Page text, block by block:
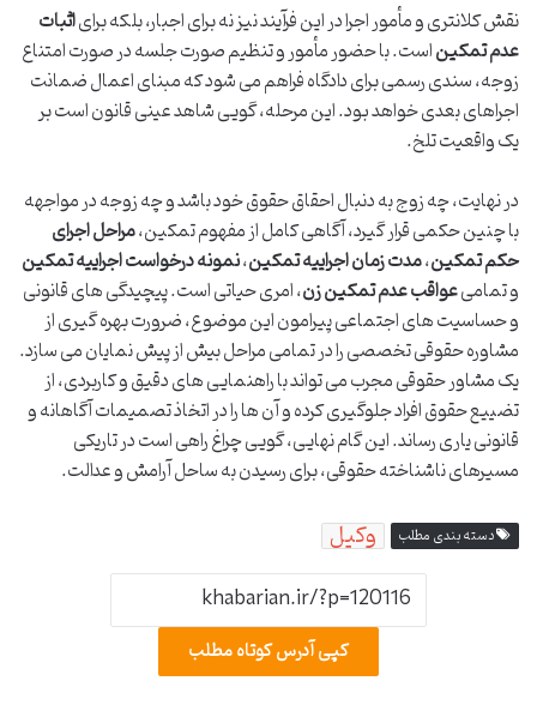
نقش کلانتری و مأمور اجرا در این فرآیند نیز نه برای اجبار، بلکه برایاثبات
عدم تمکیناست. با حضور مأمور و تنظیم صورت جلسه در صورت امتناع
زوجه، سندی رسمی برای دادگاه فراهم می شود که مبنای اعمال ضمانت
اجراهای بعدی خواهد بود. این مرحله، گویی شاهد عینی قانون است بر
یک واقعیت تلخ.
در نهایت، چه زوج به دنبال احقاق حقوق خود باشد و چه زوجه در مواجهه
با چنین حکمی قرار گیرد، آگاهی کامل از مفهوم تمکین،مراحل اجرای
حکم تمکین،مدت زمان اجراییه تمکین،نمونه درخواست اجراییه تمکین
و تمامیعواقب عدم تمکین زن، امری حیاتی است. پیچیدگی های قانونی
و حساسیت های اجتماعی پیرامون این موضوع، ضرورت بهره گیری از
مشاوره حقوقی تخصصی را در تمامی مراحل بیش از پیش نمایان می سازد.
یک مشاور حقوقی مجرب می تواند با راهنمایی های دقیق و کاربردی، از
تضییع حقوق افراد جلوگیری کرده و آن ها را در اتخاذ تصمیمات آگاهانه و
قانونی یاری رساند. این گام نهایی، گویی چراغ راهی است در تاریکی
مسیرهای ناشناخته حقوقی، برای رسیدن به ساحل آرامش و عدالت.
دسته بندی مطلب وکیل
کپی آدرس کوتاه مطلب